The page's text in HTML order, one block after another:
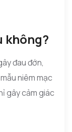
không?
đau đớn,
niêm mạc
gây cảm giác